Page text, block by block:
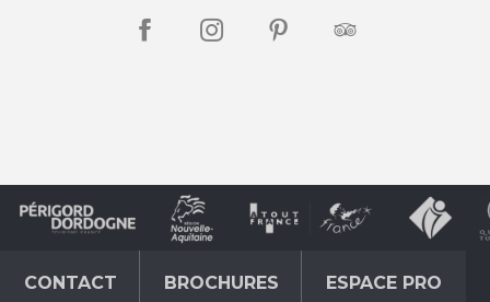
CONTACT BROCHURES ESPACE PRO